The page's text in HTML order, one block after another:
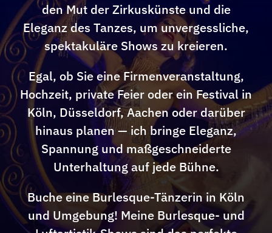
Über uns
F.A.Q. Workshops
Impressum
Datenschutz
AGB
den Mut der Zirkuskünste und die
Eleganz des Tanzes, um unvergessliche,
spektakuläre Shows zu kreieren.
Egal, ob Sie eine Firmenveranstaltung,
Hochzeit, private Feier oder ein Festival in
Köln, Düsseldorf, Aachen oder darüber
hinaus planen — ich bringe Eleganz,
Spannung und maßgeschneiderte
Unterhaltung auf jede Bühne.
Buche eine Burlesque-Tänzerin in Köln
und Umgebung! Meine Burlesque- und